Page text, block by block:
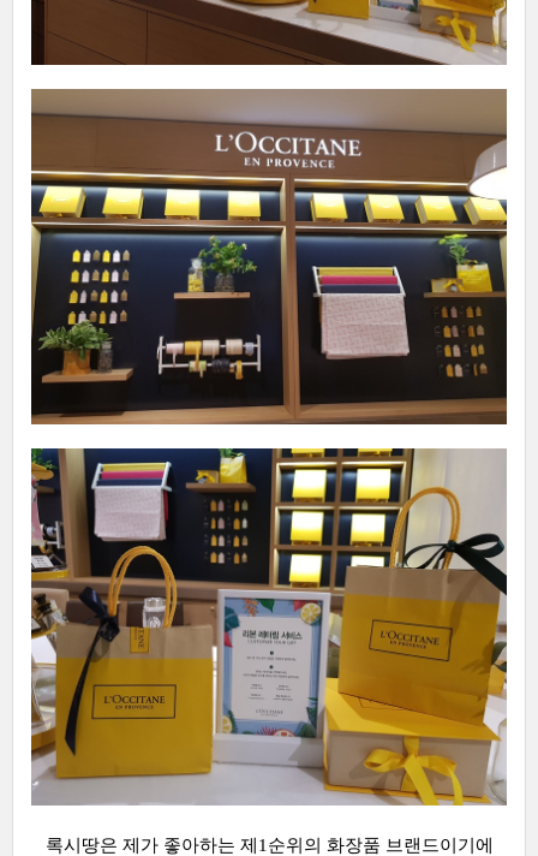
록시땅은 제가 좋아하는 제1순위의 화장품 브랜드이기에